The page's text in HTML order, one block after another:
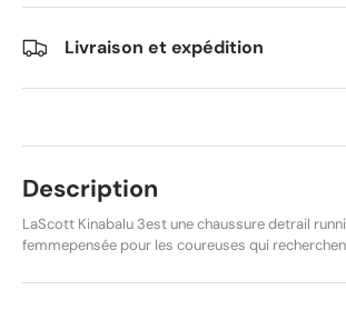
Livraison et expédition
Description
LaScott Kinabalu 3est une chaussure detrail
femmepensée pour les coureuses qui
et son colorisPale Orange/Terra Redénergisant,